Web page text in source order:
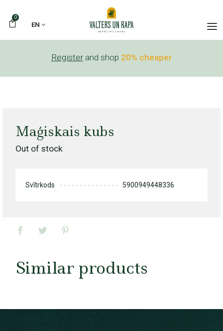
0
EN
Register and shop 20% cheaper
Maģiskais kubs
Out of stock
Svītrkods 5900949448336
Similar products